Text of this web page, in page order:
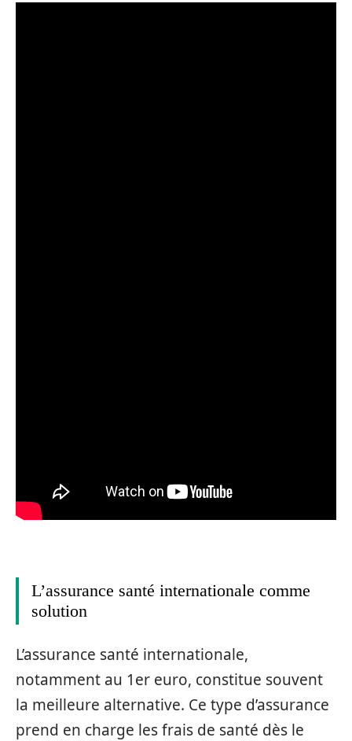
L’assurance santé internationale comme
solution
L’assurance santé internationale,
notamment au 1er euro, constitue souvent
la meilleure alternative. Ce type d’assurance
prend en charge les frais de santé dès le